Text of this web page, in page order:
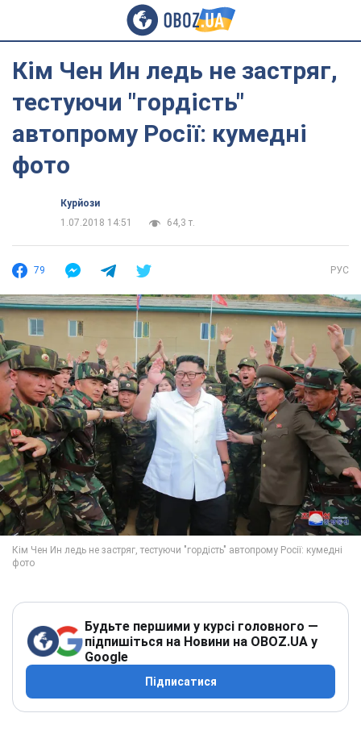
Кім Чен Ин ледь не застряг,
тестуючи "гордість"
автопрому Росії: кумедні
фото
Курйози
1.07.2018 14:51
64,3 т.
79 РУС
Будьте першими у курсі головного —
підпишіться на Новини на OBOZ.UA у
Google
Підписатися